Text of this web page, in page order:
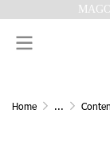
Home ...